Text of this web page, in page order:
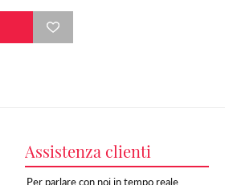
Assistenza clienti
Per parlare con noi in tempo reale,